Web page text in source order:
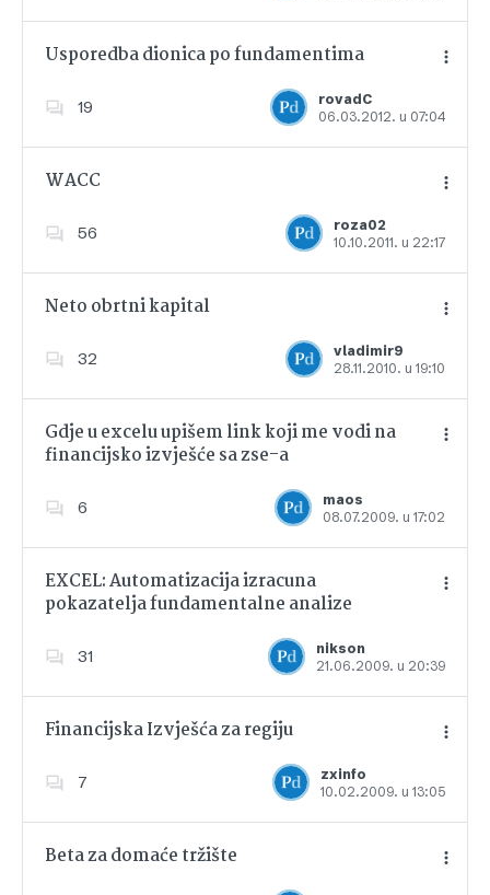
Usporedba dionica po fundamentima
19
rovadC
06.03.2012. u 07:04
Dodajte u favorite
WACC
56
roza02
10.10.2011. u 22:17
Dodajte u favorite
Neto obrtni kapital
32
vladimir9
28.11.2010. u 19:10
Dodajte u favorite
Gdje u excelu upišem link koji me vodi na
financijsko izvješće sa zse-a
6
maos
08.07.2009. u 17:02
Dodajte u favorite
EXCEL: Automatizacija izracuna
pokazatelja fundamentalne analize
31
nikson
21.06.2009. u 20:39
Dodajte u favorite
Financijska Izvješća za regiju
7
zxinfo
10.02.2009. u 13:05
Dodajte u favorite
Beta za domaće tržište